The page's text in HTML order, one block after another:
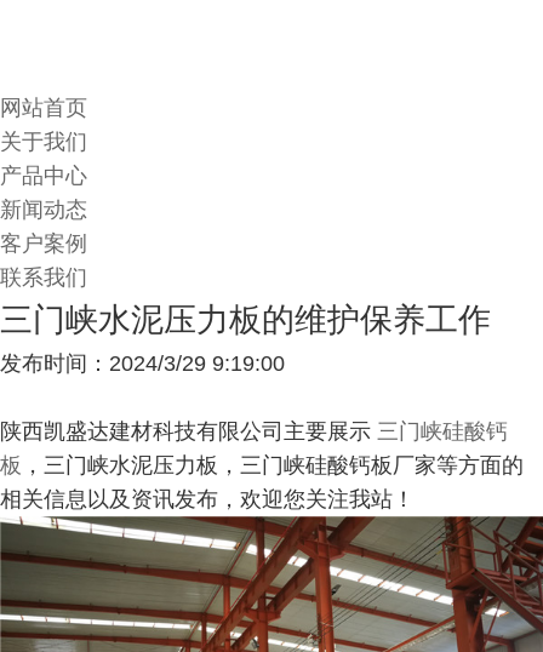
网站首页
关于我们
产品中心
新闻动态
客户案例
联系我们
三门峡水泥压力板的维护保养工作
发布时间：2024/3/29 9:19:00
陕西凯盛达建材科技有限公司主要展示 三门峡硅酸钙
板 ，三门峡水泥压力板，三门峡硅酸钙板厂家等方面的
相关信息以及资讯发布，欢迎您关注我站！